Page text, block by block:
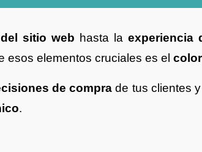
sitio web hasta laexperiencia
esos elementos cruciales es el color
de compra de tus clientes
.